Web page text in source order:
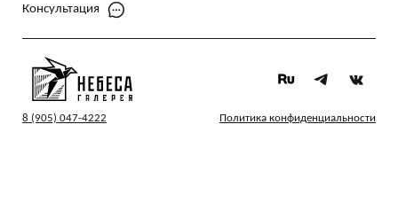
Консультация
8 (905) 047-4222 Политика конфиденциальности